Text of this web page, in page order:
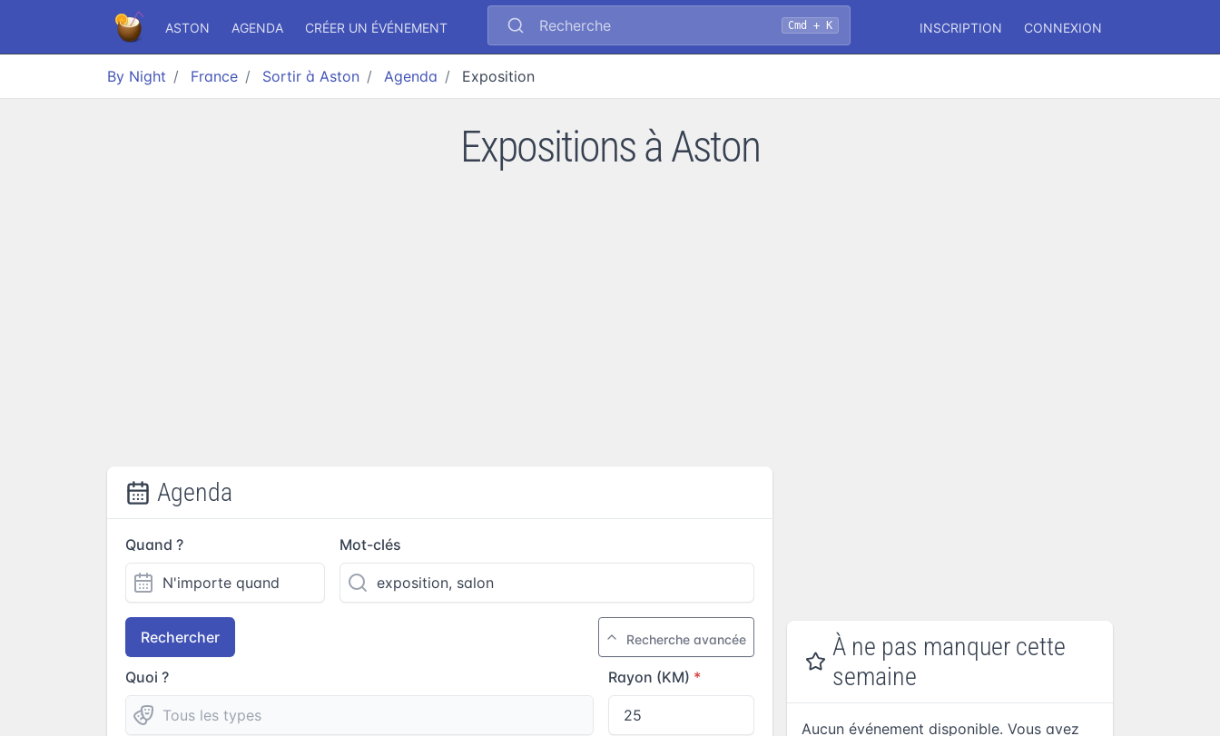
ASTON AGENDA CRÉER UN ÉVÉNEMENT Recherche Cmd + K INSCRIPTION CONNEXION
By Night France Sortir à Aston Agenda Exposition
Expositions à Aston
Agenda
Quand ? Mot-clés
Rechercher Recherche avancée
Quoi ? Rayon (KM)
À ne pas manquer cette
semaine
Aucun événement disponible. Vous avez